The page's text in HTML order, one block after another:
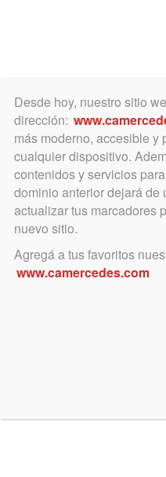
No hay
mostrar
Desde hoy, nuestro sitio
dirección:
más moderno, accesible y
cualquier dispositivo.
contenidos y servicios
dominio anterior dejará de
actualizar tus marcadores
nuevo sitio.
Agregá a tus favoritos
www.camercedes.com